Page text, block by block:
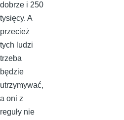
dobrze i 250
tysięcy. A
przecież
tych ludzi
trzeba
będzie
utrzymywać,
a oni z
reguły nie